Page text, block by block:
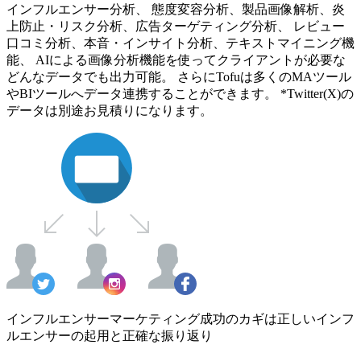
インフルエンサー分析、 態度変容分析、製品画像解析、炎
上防止・リスク分析、広告ターゲティング分析、 レビュー
口コミ分析、本音・インサイト分析、テキストマイニング機
能、 AIによる画像分析機能を使ってクライアントが必要な
どんなデータでも出力可能。 さらにTofuは多くのMAツール
やBIツールへデータ連携することができます。 *Twitter(X)の
データは別途お見積りになります。
インフルエンサーマーケティング成功のカギは正しいインフ
ルエンサーの起用と正確な振り返り